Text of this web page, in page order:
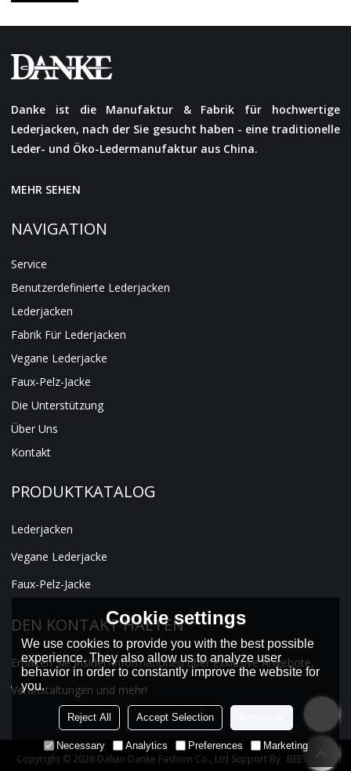
Danke ist die Manufaktur & Fabrik für hochwertige
Lederjacken, nach der Sie gesucht haben - eine traditionelle
Leder- und Öko-Ledermanufaktur aus China.
MEHR SEHEN
NAVIGATION
Service
Benutzerdefinierte Lederjacken
Lederjacken
Fabrik Für Lederjacken
Vegane Lederjacke
Faux-Pelz-Jacke
Die Unterstützung
Über Uns
Kontakt
PRODUKTKATALOG
Lederjacken
Vegane Lederjacke
Faux-Pelz-Jacke
DEN KONTAKT HALTEN
Erhalten Sie Insider-Informationen über exklusive Angebote,
Veranstaltungen und mehr!
Copyright © 2026 Dalian Danke Fashion Co., Ltd Support By BEE Cloud
Cookie settings
We use cookies to provide you with the best possible
experience. They also allow us to analyze user
behavior in order to constantly improve the website for
you.
Reject All Accept Selection
Necessary Analytics Preferences Marketing